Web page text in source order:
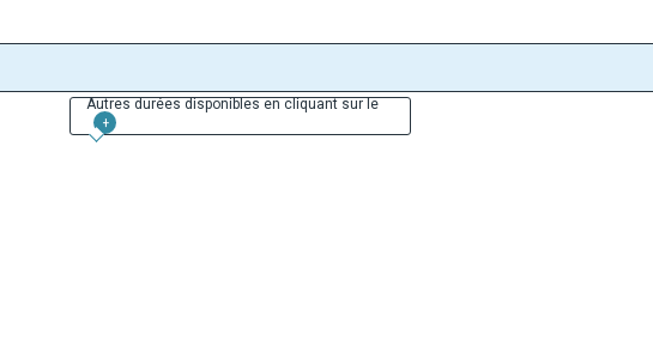
Autres durées disponibles en cliquant sur le
+